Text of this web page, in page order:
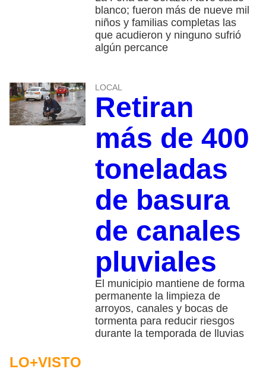
blanco; fueron más de nueve mil
niños y familias completas las
que acudieron y ninguno sufrió
algún percance
LOCAL
Retiran
más de 400
toneladas
de basura
de canales
pluviales
El municipio mantiene de forma
permanente la limpieza de
arroyos, canales y bocas de
tormenta para reducir riesgos
durante la temporada de lluvias
LO+VISTO